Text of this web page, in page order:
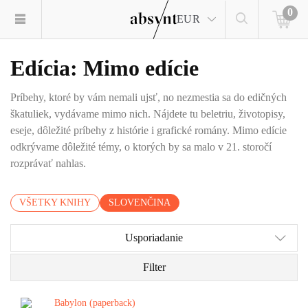
EUR
0
Edícia: Mimo edície
Príbehy, ktoré by vám nemali ujsť, no nezmestia sa do edičných
škatuliek, vydávame mimo nich. Nájdete tu beletriu, životopisy,
eseje, dôležité príbehy z histórie i grafické romány. Mimo edície
odkrývame dôležité témy, o ktorých by sa malo v 21. storočí
rozprávať nahlas.
VŠETKY KNIHY SLOVENČINA
Usporiadanie
Filter